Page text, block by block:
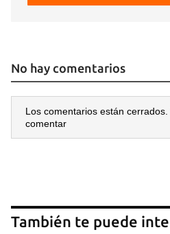
No hay comentarios
Los comentarios están
comentar
También te puede